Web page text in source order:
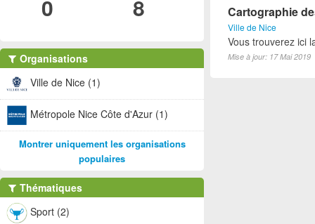
Cartographie
Ville de Nice
Vous trouverez ici
Mise à jour: 17 Mai 2019
0 8
Organisations
Ville de Nice (1)
Métropole Nice Côte d'Azur (1)
Montrer uniquement les organisations
populaires
Thématiques
Sport (2)